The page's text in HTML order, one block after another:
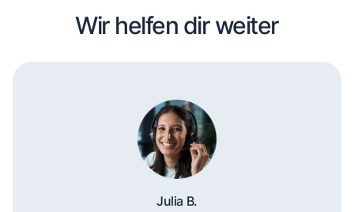
Wir helfen dir weiter
Julia B.